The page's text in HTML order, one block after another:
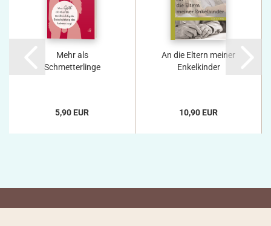
Mehr als
Schmetterlinge
5,90 EUR
An die Eltern meiner
Enkelkinder
10,90 EUR